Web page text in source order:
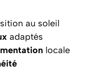
au soleil
adaptés
locale